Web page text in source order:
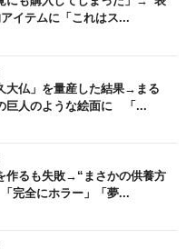
イテムに「これはス...
大仏」を量産した結果→まる
巨人のような絵面に 「...
作るも失敗→“まさかの供養方
完全にホラー」「夢...